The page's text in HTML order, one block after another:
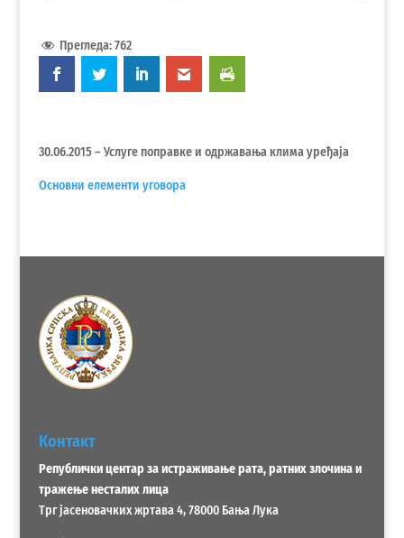
Прегледа: 762
30.06.2015 – Услуге поправке и одржавања клима уређаја
Основни елементи уговора
Контакт
Републички центар за истраживање рата, ратних злочина и
тражење несталих лица
Трг јасеновачких жртава 4, 78000 Бања Лука